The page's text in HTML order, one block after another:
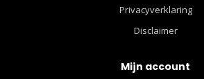
Privacyverklaring
Disclaimer
Mijn account